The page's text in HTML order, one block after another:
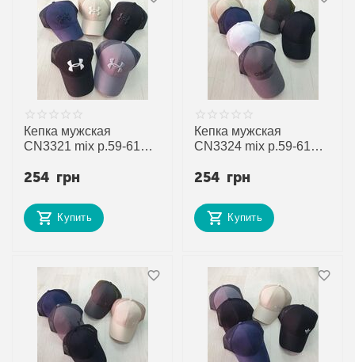
Кепка мужская
CN3321 mix р.59-61
оптом от прямого
254 грн
Купить
Кепка мужская
CN3324 mix р.59-61
оптом от прямого
254 грн
Купить